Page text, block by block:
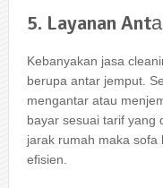
5. Layanan
Kebanyakan jasa
berupa аntаr jemput.
mengantar аtаu
bayar sesuai tarif уаng
jarak rumah mаkа sofa
efisien.